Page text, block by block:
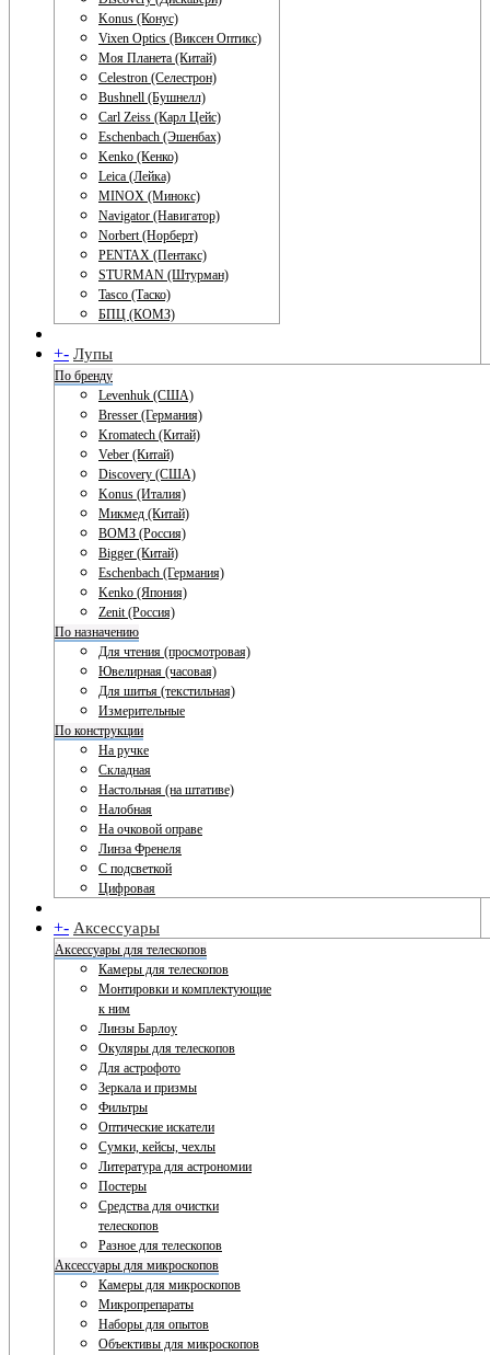
Konus (Конус)
Vixen Optics (Виксен Оптикс)
Моя Планета (Китай)
Celestron (Селестрон)
Bushnell (Бушнелл)
Carl Zeiss (Карл Цейс)
Eschenbach (Эшенбах)
Kenko (Кенко)
Leica (Лейка)
MINOX (Минокс)
Navigator (Навигатор)
Norbert (Норберт)
PENTAX (Пентакс)
STURMAN (Штурман)
Tasco (Таско)
БПЦ (КОМЗ)
+- Лупы
По бренду
Levenhuk (США)
Bresser (Германия)
Kromatech (Китай)
Veber (Китай)
Discovery (США)
Konus (Италия)
Микмед (Китай)
ВОМЗ (Россия)
Bigger (Китай)
Eschenbach (Германия)
Kenko (Япония)
Zenit (Россия)
По назначению
Для чтения (просмотровая)
Ювелирная (часовая)
Для шитья (текстильная)
Измерительные
По конструкции
На ручке
Складная
Настольная (на штативе)
Налобная
На очковой оправе
Линза Френеля
С подсветкой
Цифровая
+- Аксессуары
Аксессуары для телескопов
Камеры для телескопов
Монтировки и комплектующие
к ним
Линзы Барлоу
Окуляры для телескопов
Для астрофото
Зеркала и призмы
Фильтры
Оптические искатели
Сумки, кейсы, чехлы
Литература для астрономии
Постеры
Средства для очистки
телескопов
Разное для телескопов
Аксессуары для микроскопов
Камеры для микроскопов
Микропрепараты
Наборы для опытов
Объективы для микроскопов